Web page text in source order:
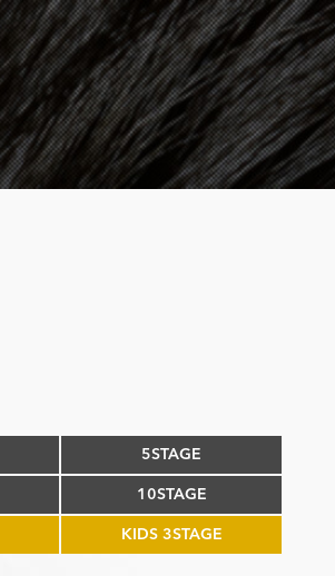
5STAGE
10STAGE
KIDS 3STAGE